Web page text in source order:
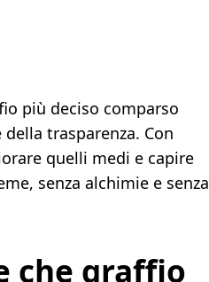
più deciso comparso
trasparenza. Con
quelli medi e capire
senza alchimie e senza
che graffio